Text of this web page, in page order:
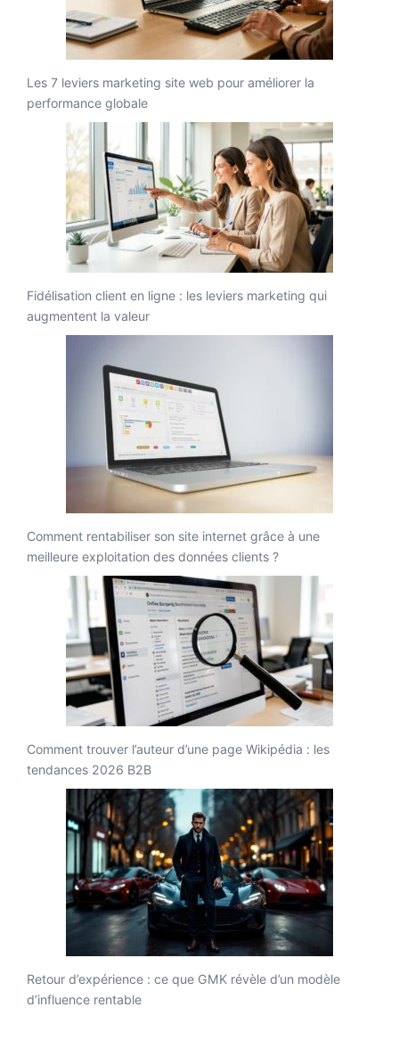
Les 7 leviers marketing site web pour améliorer la
performance globale
Fidélisation client en ligne : les leviers marketing qui
augmentent la valeur
Comment rentabiliser son site internet grâce à une
meilleure exploitation des données clients ?
Comment trouver l’auteur d’une page Wikipédia : les
tendances 2026 B2B
Retour d’expérience : ce que GMK révèle d’un modèle
d’influence rentable